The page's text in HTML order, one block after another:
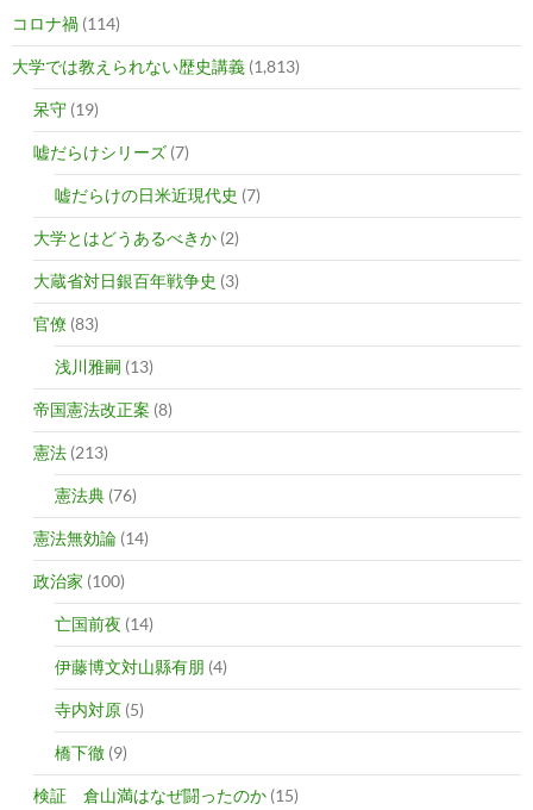
コロナ禍 (114)
大学では教えられない歴史講義 (1,813)
呆守 (19)
嘘だらけシリーズ (7)
嘘だらけの日米近現代史 (7)
大学とはどうあるべきか (2)
大蔵省対日銀百年戦争史 (3)
官僚 (83)
浅川雅嗣 (13)
帝国憲法改正案 (8)
憲法 (213)
憲法典 (76)
憲法無効論 (14)
政治家 (100)
亡国前夜 (14)
伊藤博文対山縣有朋 (4)
寺内対原 (5)
橋下徹 (9)
検証 倉山満はなぜ闘ったのか (15)